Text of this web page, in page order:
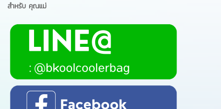
สำหรับ คุณแม่